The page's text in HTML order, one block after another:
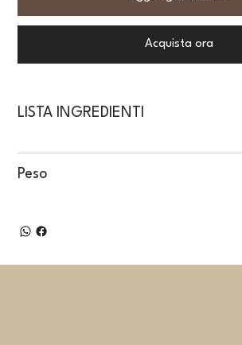
Acquista ora
LISTA INGREDIENTI
Peso